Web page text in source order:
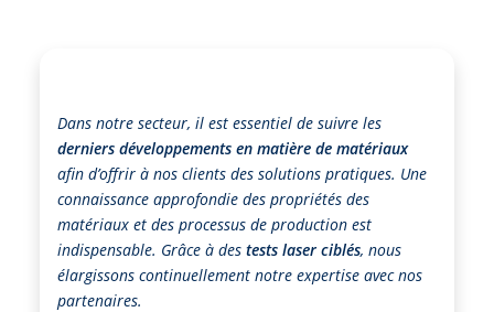
Dans notre secteur, il est essentiel de suivre les
derniers développements en matière de matériaux
afin d’offrir à nos clients des solutions pratiques. Une
connaissance approfondie des propriétés des
matériaux et des processus de production est
indispensable. Grâce à des tests laser ciblés, nous
élargissons continuellement notre expertise avec nos
partenaires.